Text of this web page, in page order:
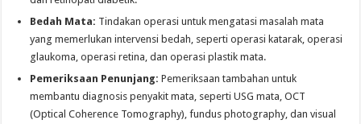
Bedah Mata: Tindakan operasi untuk mengatasi masalah mata
yang memerlukan intervensi bedah, seperti operasi katarak, operasi
glaukoma, operasi retina, dan operasi plastik mata.
Pemeriksaan Penunjang: Pemeriksaan tambahan untuk
membantu diagnosis penyakit mata, seperti USG mata, OCT
(Optical Coherence Tomography), fundus photography, dan visual